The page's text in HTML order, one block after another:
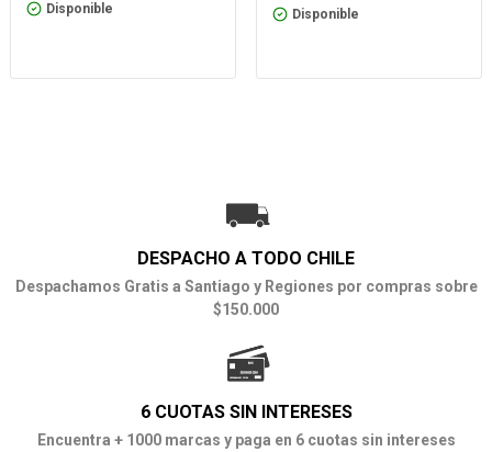
Disponible Disponible
DESPACHO A TODO CHILE
Despachamos Gratis a Santiago y Regiones por compras sobre
$150.000
6 CUOTAS SIN INTERESES
Encuentra + 1000 marcas y paga en 6 cuotas sin intereses